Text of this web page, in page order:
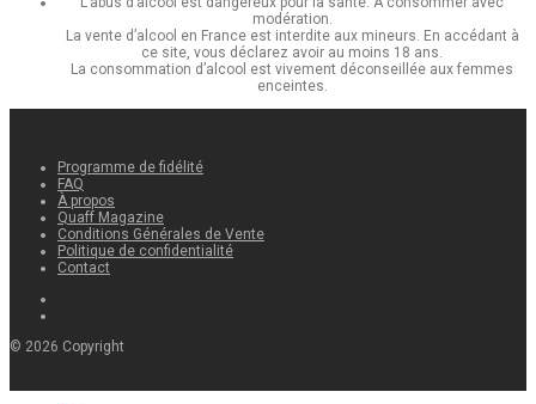
modération.
La vente d’alcool en France est interdite aux mineurs. En accédant à
ce site, vous déclarez avoir au moins 18 ans.
La consommation d’alcool est vivement déconseillée aux femmes
enceintes.
Programme de fidélité
FAQ
À propos
Quaff Magazine
Conditions Générales de Vente
Politique de confidentialité
Contact
© 2026 Copyright